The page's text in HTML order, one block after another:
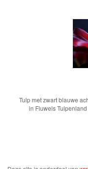
Tulp met zwart blauwe
in Fluwels